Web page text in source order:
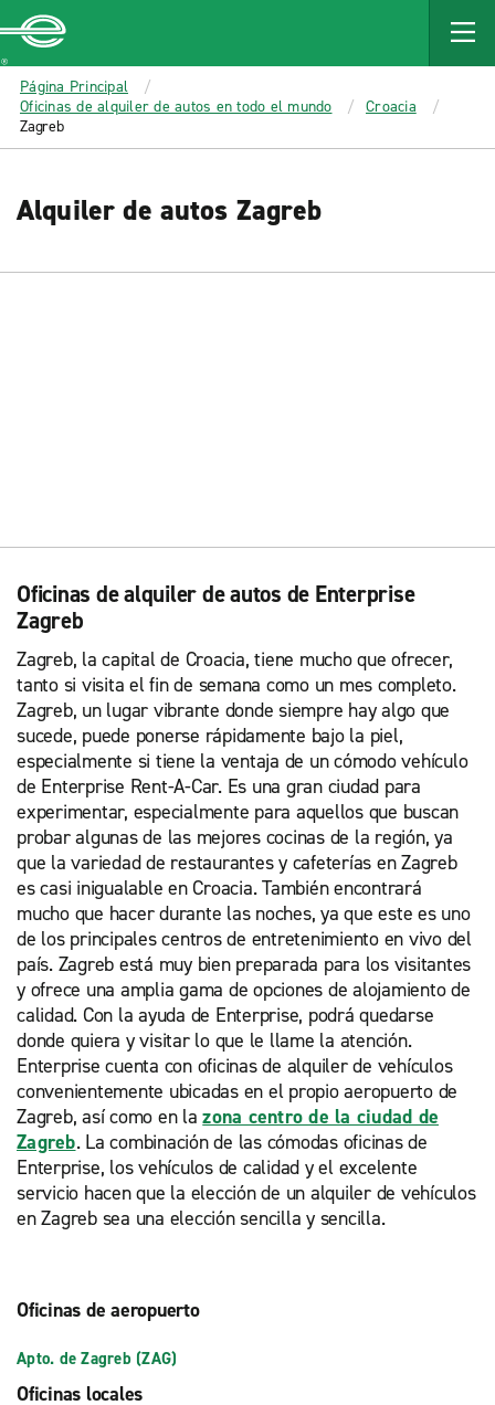
MAIN
CONTENT
Enterprise
Página Principal
Oficinas de alquiler de autos en todo el mundo
Croacia
Zagreb
Alquiler de autos Zagreb
Oficinas de alquiler de autos de Enterprise
Zagreb
Zagreb, la capital de Croacia, tiene mucho que ofrecer,
tanto si visita el fin de semana como un mes completo.
Zagreb, un lugar vibrante donde siempre hay algo que
sucede, puede ponerse rápidamente bajo la piel,
especialmente si tiene la ventaja de un cómodo vehículo
de Enterprise Rent-A-Car. Es una gran ciudad para
experimentar, especialmente para aquellos que buscan
probar algunas de las mejores cocinas de la región, ya
que la variedad de restaurantes y cafeterías en Zagreb
es casi inigualable en Croacia. También encontrará
mucho que hacer durante las noches, ya que este es uno
de los principales centros de entretenimiento en vivo del
país. Zagreb está muy bien preparada para los visitantes
y ofrece una amplia gama de opciones de alojamiento de
calidad. Con la ayuda de Enterprise, podrá quedarse
donde quiera y visitar lo que le llame la atención.
Enterprise cuenta con oficinas de alquiler de vehículos
convenientemente ubicadas en el propio aeropuerto de
Zagreb, así como en lazona centro de la ciudad de
Zagreb. La combinación de las cómodas oficinas de
Enterprise, los vehículos de calidad y el excelente
servicio hacen que la elección de un alquiler de vehículos
en Zagreb sea una elección sencilla y sencilla.
Oficinas de aeropuerto
Apto. de Zagreb (ZAG)
Oficinas locales